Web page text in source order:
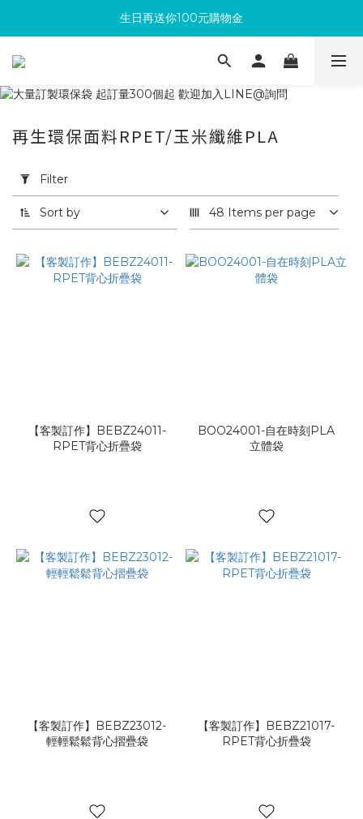
滿300回饋10%購物金
生日再送你100元購物金
加入成為新會員 馬上領取50元購物金
滿300回饋10%購物金
Filter
(0/20)
用
(1)
再生環保面料RPET/玉米纖維PLA
Filter
Sort by 48 Items per page
【客製訂作】BEBZ24011-
RPET背心折疊袋
BOO24001-自在時刻PLA
立體袋
【客製訂作】BEBZ23012-
輕輕鬆鬆背心摺疊袋
【客製訂作】BEBZ21017-
RPET背心折疊袋